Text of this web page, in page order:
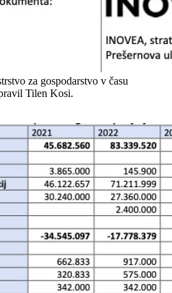
za gospodarstvo v času
Tilen Kosi.